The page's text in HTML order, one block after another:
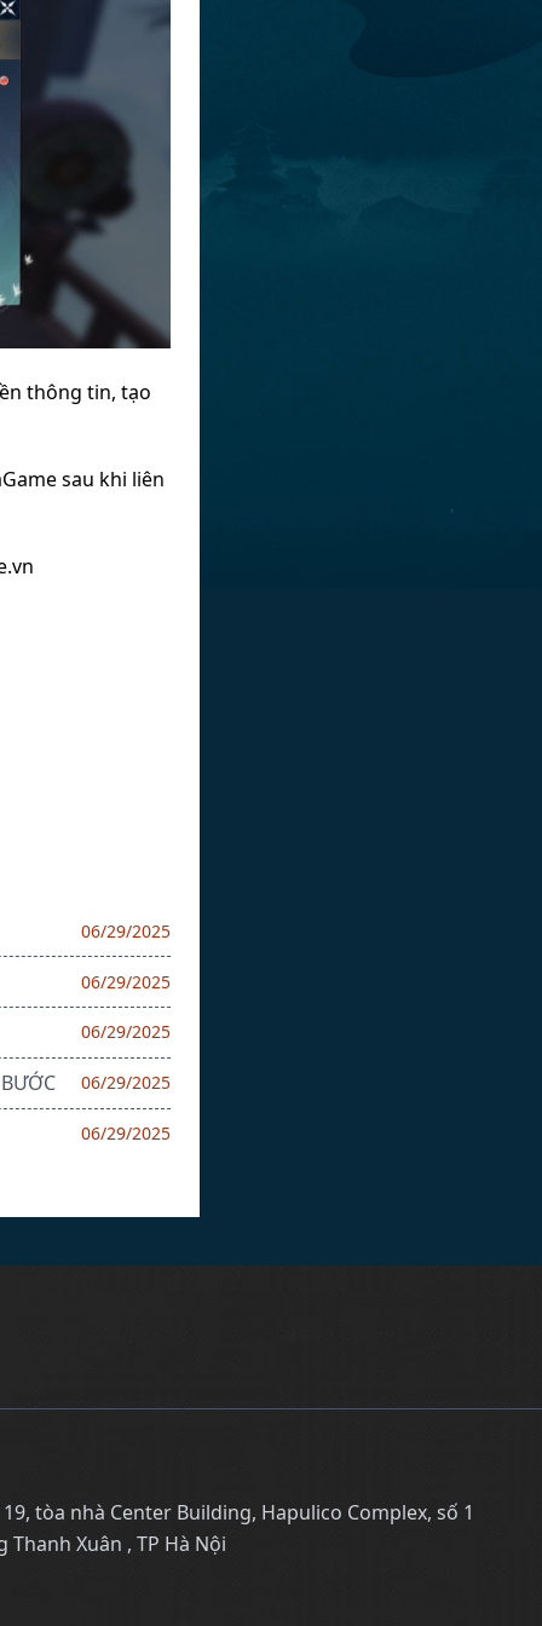
thông tin, tạo
sau khi liên
06/29/2025
06/29/2025
06/29/2025
06/29/2025
06/29/2025
19, tòa nhà Center Building, Hapulico Complex, số 1
Xuân , TP Hà Nội